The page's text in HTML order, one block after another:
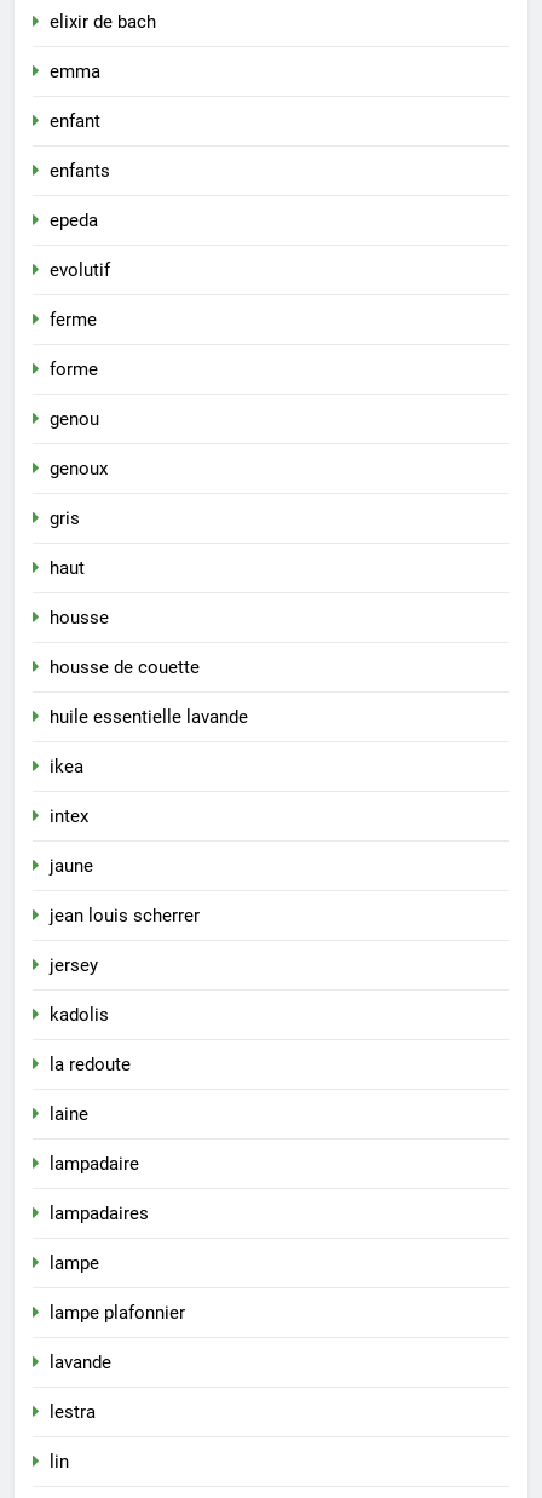
elixir de bach
emma
enfant
enfants
epeda
evolutif
ferme
forme
genou
genoux
gris
haut
housse
housse de couette
huile essentielle lavande
ikea
intex
jaune
jean louis scherrer
jersey
kadolis
la redoute
laine
lampadaire
lampadaires
lampe
lampe plafonnier
lavande
lestra
lin